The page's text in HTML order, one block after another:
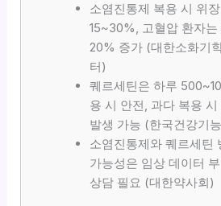
소염진통제 복용 시 위
15~30%, 고혈압 환자는
20% 증가 (대한소화기
터)
퀘르세틴은 하루
용 시 안전, 과다 복용
발생 가능 (한국건강기
소염진통제와 퀘르세틴
가능성은 임상 데이터
상담 필요 (대한약사회)